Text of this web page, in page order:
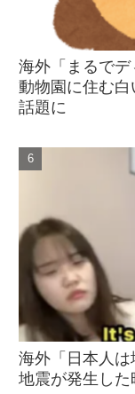
海外「まるで
動物園に住む
話題に
海外「日本人
地震が発生し